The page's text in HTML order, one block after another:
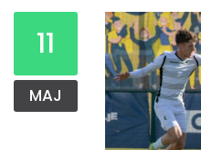
11
MAJ